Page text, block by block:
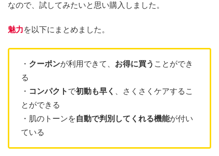
なので、試してみたいと思い購入しました。
魅力を以下にまとめました。
・ クーポンが利用できて、 お得に買う ことができ
る
・ コンパクト で初動も早く
、さくさくケアするこ
とができる
・肌のトーンを自動で判別してくれる機能が付い
ている